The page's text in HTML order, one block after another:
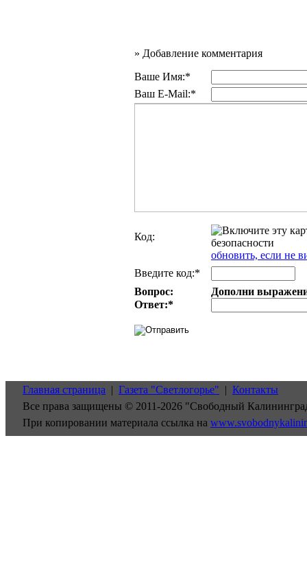
» Добавление комментария
Ваше Имя:*
Ваш E-Mail:*
Код:
обновить, если не
Введите код:*
Вопрос:
Дополни
Ответ:*
Главная страница | Газета "Светлогорье" | Контакты
Все права защищены © 2011-2026 "Свободный
При копировании материала ссылка на